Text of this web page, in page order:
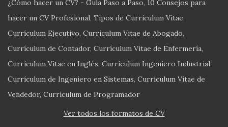
¿Cómo hacer un CV? - Guía Paso a Paso 10 Consejos para
hacer un CV Profesional Tipos de Currículum Vitae
Currículum Ejecutivo Currículum Vitae de Abogado
Currículum de Contador Currículum Vitae de Enfermería
Currículum Vitae en Inglés Currículum Ingeniero Industrial
Currículum de Ingeniero en Sistemas Currículum Vitae de
Vendedor Currículum de Programador
Ver todos los formatos de CV